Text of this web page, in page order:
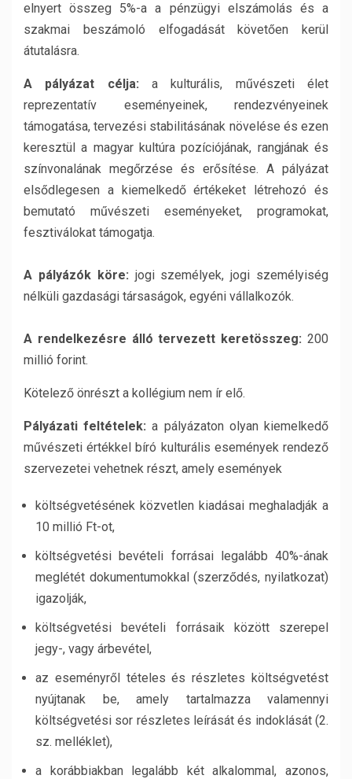
elnyert összeg 5%-a a pénzügyi elszámolás és a
szakmai beszámoló elfogadását követően kerül
átutalásra.
A pályázat célja: a kulturális, művészeti élet
reprezentatív eseményeinek, rendezvényeinek
támogatása, tervezési stabilitásának növelése és ezen
keresztül a magyar kultúra pozíciójának, rangjának és
színvonalának megőrzése és erősítése. A pályázat
elsődlegesen a kiemelkedő értékeket létrehozó és
bemutató művészeti eseményeket, programokat,
fesztiválokat támogatja.
A pályázók köre: jogi személyek, jogi személyiség
nélküli gazdasági társaságok, egyéni vállalkozók.
A rendelkezésre álló tervezett keretösszeg: 200
millió forint.
Kötelező önrészt a kollégium nem ír elő.
Pályázati feltételek: a pályázaton olyan kiemelkedő
művészeti értékkel bíró kulturális események rendező
szervezetei vehetnek részt, amely események
költségvetésének közvetlen kiadásai meghaladják a
10 millió Ft-ot,
költségvetési bevételi forrásai legalább 40%-ának
meglétét dokumentumokkal (szerződés, nyilatkozat)
igazolják,
költségvetési bevételi forrásaik között szerepel
jegy-, vagy árbevétel,
az eseményről tételes és részletes költségvetést
nyújtanak be, amely tartalmazza valamennyi
költségvetési sor részletes leírását és indoklását (2.
sz. melléklet),
a korábbiakban legalább két alkalommal, azonos,